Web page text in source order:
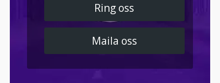
Ring oss
Maila oss